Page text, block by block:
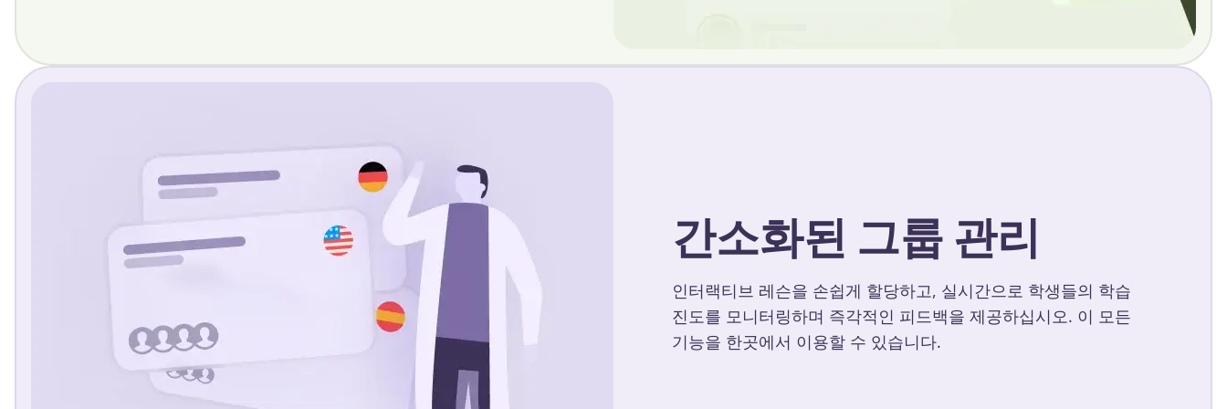
간소화된 그룹 관리
인터랙티브 레슨을 손쉽게 할당하고, 실시간으로 학생들의 학습
진도를 모니터링하며 즉각적인 피드백을 제공하십시오. 이 모든
기능을 한곳에서 이용할 수 있습니다.